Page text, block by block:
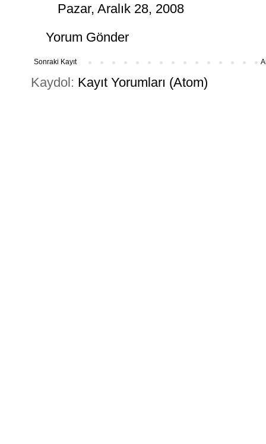
Pazar, Aralık 28, 2008
Yorum Gönder
Sonraki Kayıt
Kaydol: Kayıt Yorumları (Atom)